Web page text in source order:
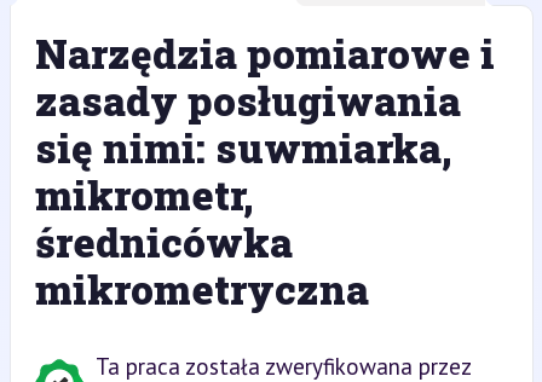
Narzędzia pomiarowe i
zasady posługiwania
się nimi: suwmiarka,
mikrometr,
średnicówka
mikrometryczna
Ta praca została zweryfikowana przez